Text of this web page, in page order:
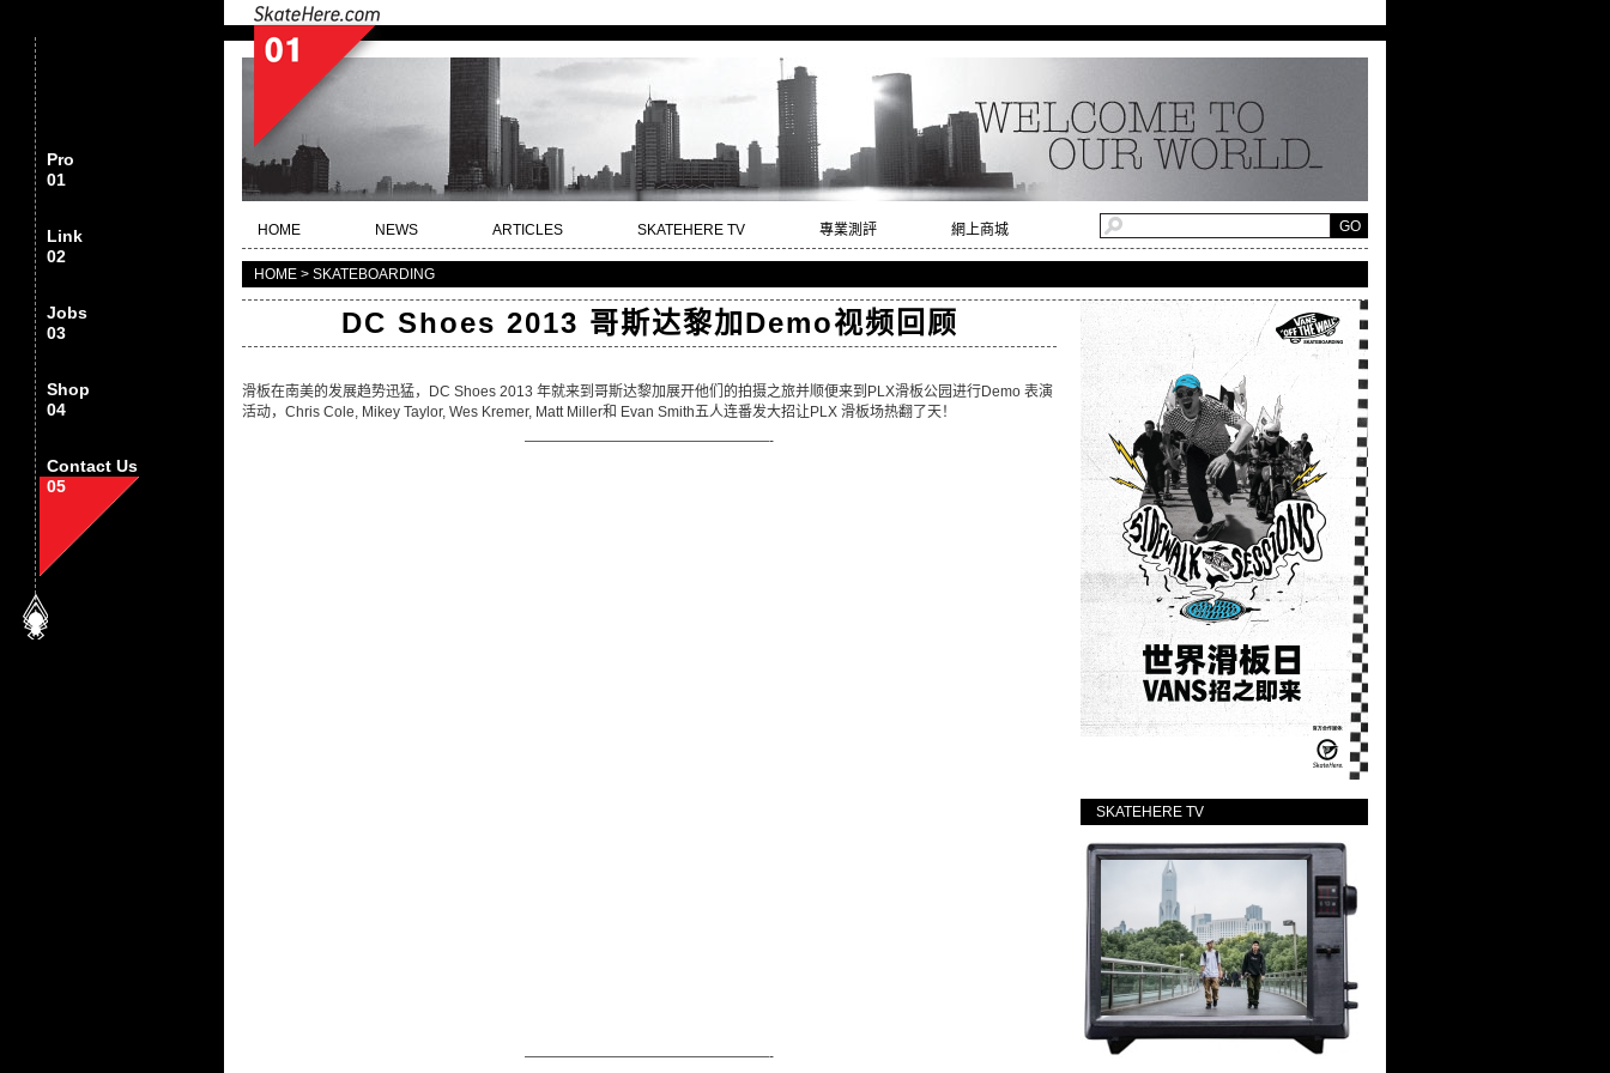
Pro
01
Link
02
Jobs
03
Shop
04
Contact Us
05
HOME NEWS ARTICLES SKATEHERE TV 專業測評 網上商城
HOME > SKATEBOARDING
DC Shoes 2013 哥斯达黎加Demo视频回顾
滑板在南美的发展趋势迅猛，DC Shoes 2013 年就来到哥斯达黎加展开他们的拍摄之旅并顺便来到PLX滑板公园进行Demo 表演
活动，Chris Cole, Mikey Taylor, Wes Kremer, Matt Miller和 Evan Smith五人连番发大招让PLX 滑板场热翻了天！
—————————————————-
—————————————————-
SKATEHERE TV